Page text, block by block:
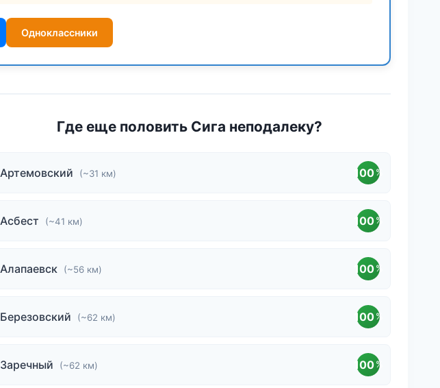
Одноклассники
Где еще половить Сига неподалеку?
Артемовский (~31 км) 100 %
Асбест (~41 км) 100 %
Алапаевск (~56 км) 100 %
Березовский (~62 км) 100 %
Заречный (~62 км) 100 %